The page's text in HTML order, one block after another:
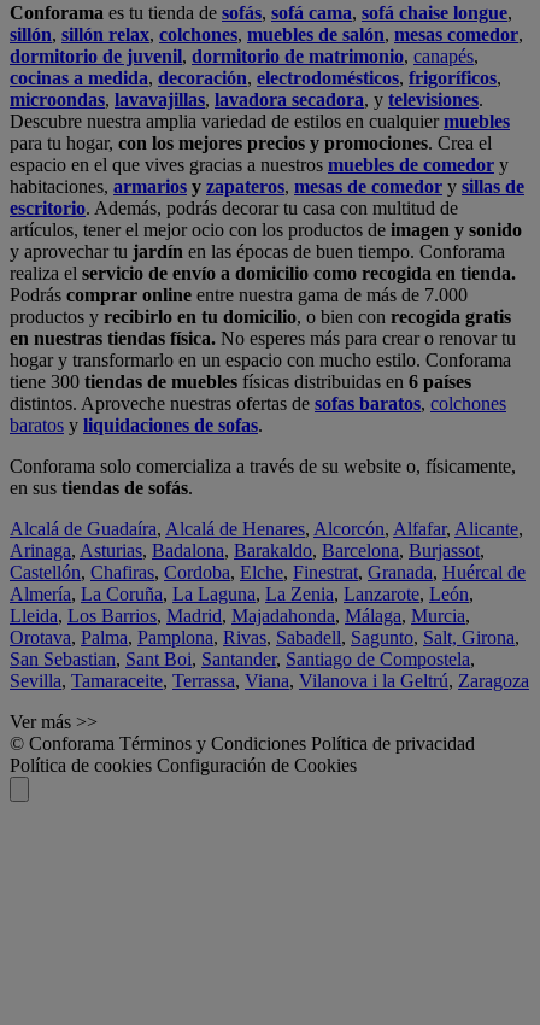
Conforama es tu tienda de sofás, sofá cama, sofá chaise longue,
sillón, sillón relax, colchones, muebles de salón, mesas comedor,
dormitorio de juvenil, dormitorio de matrimonio, canapés,
cocinas a medida, decoración, electrodomésticos, frigoríficos,
microondas, lavavajillas, lavadora secadora, y televisiones.
Descubre nuestra amplia variedad de estilos en cualquiermuebles
para tu hogar, con los mejores precios y promociones. Crea el
espacio en el que vives gracias a nuestros muebles de comedor y
habitaciones, armarios y zapateros, mesas de comedor y sillas de
escritorio. Además, podrás decorar tu casa con multitud de
artículos, tener el mejor ocio con los productos de imagen y sonido
y aprovechar tu jardín en las épocas de buen tiempo. Conforama
realiza el servicio de envío a domicilio como recogida en tienda.
Podrás comprar online entre nuestra gama de más de 7.000
productos y recibirlo en tu domicilio, o bien con recogida gratis
en nuestras tiendas física. No esperes más para crear o renovar tu
hogar y transformarlo en un espacio con mucho estilo. Conforama
tiene 300 tiendas de muebles físicas distribuidas en 6 países
distintos. Aproveche nuestras ofertas de sofas baratos, colchones
baratos y liquidaciones de sofas.
Conforama solo comercializa a través de su website o, físicamente,
en sus tiendas de sofás.
Alcalá de Guadaíra, Alcalá de Henares, Alcorcón, Alfafar, Alicante,
Arinaga, Asturias, Badalona, Barakaldo, Barcelona, Burjassot,
Castellón, Chafiras, Cordoba, Elche, Finestrat, Granada, Huércal de
Almería, La Coruña, La Laguna, La Zenia, Lanzarote, León,
Lleida, Los Barrios, Madrid, Majadahonda, Málaga, Murcia,
Orotava, Palma, Pamplona, Rivas, Sabadell, Sagunto, Salt, Girona,
San Sebastian, Sant Boi, Santander, Santiago de Compostela,
Sevilla, Tamaraceite, Terrassa, Viana, Vilanova i la Geltrú, Zaragoza
Ver más >>
© Conforama Términos y Condiciones Política de privacidad
Política de cookies Configuración de Cookies